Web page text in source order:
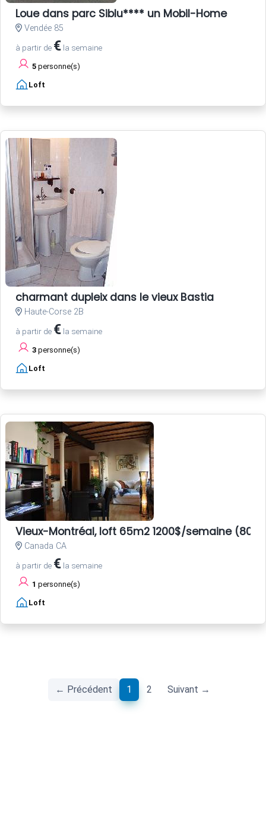
Loue dans parc Siblu**** un Mobil-Home
Vendée 85
à partir de € la semaine
5 personne(s)
Loft
charmant dupleix dans le vieux Bastia
Haute-Corse 2B
à partir de € la semaine
3 personne(s)
Loft
Vieux-Montréal, loft 65m2 1200$/semaine
Canada CA
à partir de € la semaine
1 personne(s)
Loft
← Précédent 1 (current)
2 Suivant →